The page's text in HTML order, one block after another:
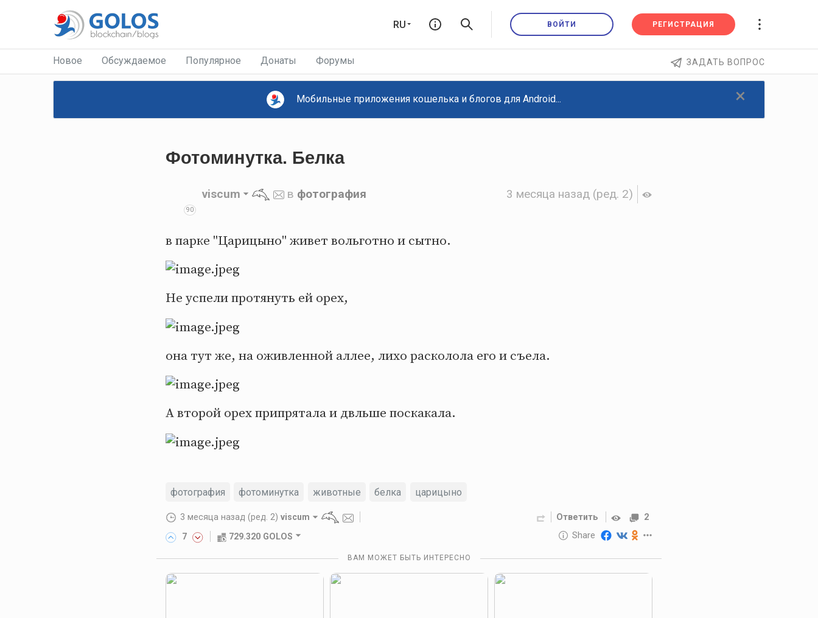
RU ВОЙТИ РЕГИСТРАЦИЯ
ЗАДАТЬ ВОПРОС
Новое Обсуждаемое Популярное Донаты Форумы
×
Мобильные приложения кошелька и блогов для Android...
Фотоминутка. Белка
3 месяца назад (ред. 2)
90
viscum в фотография
в парке "Царицыно" живет вольготно и сытно.
Не успели протянуть ей орех,
она тут же, на оживленной аллее, лихо расколола его и съела.
А второй орех припрятала и двльше поскакала.
фотография фотоминутка животные белка царицыно
3 месяца назад (ред. 2) viscum
7
729.320 GOLOS
Ответить 2
Share
Reward
10 GOLOS
ВАМ МОЖЕТ БЫТЬ ИНТЕРЕСНО